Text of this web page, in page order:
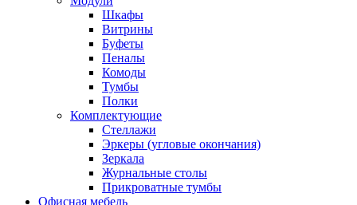
Шкафы
Витрины
Буфеты
Пеналы
Комоды
Тумбы
Полки
Комплектующие
Стеллажи
Эркеры (угловые окончания)
Зеркала
Журнальные столы
Прикроватные тумбы
Офисная мебель